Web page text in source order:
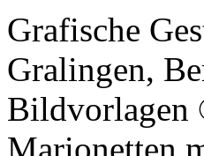
Grafische
Gralingen,
Bildvorlagen